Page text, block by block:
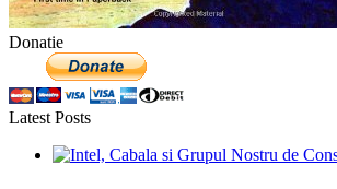
Donatie
Latest Posts